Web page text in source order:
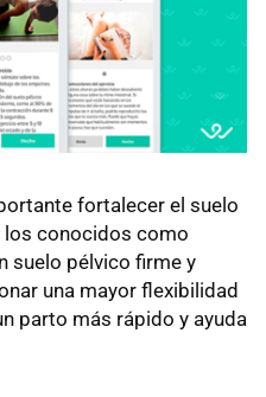
fortalecer el suelo
los conocidos como
suelo pélvico firme y
una mayor flexibilidad
parto más rápido y ayuda